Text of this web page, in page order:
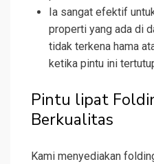
Ia sangat efektif
properti yang ada di
tidak terkena hama
ketika pintu ini
Pintu lipat
Berkualitas
Kami menyediakan